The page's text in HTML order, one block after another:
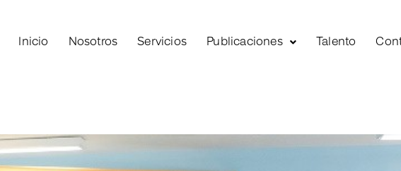
Inicio Nosotros Servicios Publicaciones Talento